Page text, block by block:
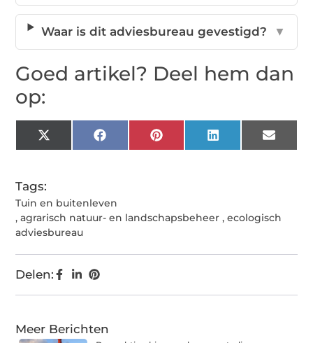
Waar is dit adviesbureau gevestigd? ▼
Goed artikel? Deel hem dan
op:
X
(Twitter)
FacebookPinterestLinkedIn Email
Tags:
Tuin en buitenleven
,agrarisch natuur- en landschapsbeheer ,ecologisch
adviesbureau
Delen:
Meer Berichten